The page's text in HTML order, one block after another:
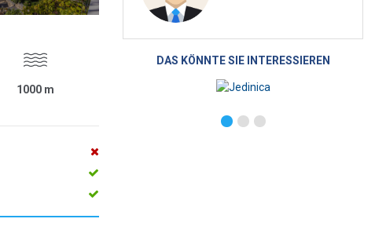
1000 m
DAS KÖNNTE SIE INTERESSIEREN